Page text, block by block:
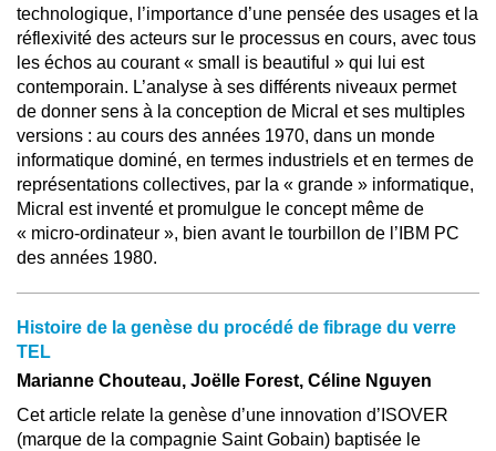
technologique, l’importance d’une pensée des usages et la
réflexivité des acteurs sur le processus en cours, avec tous
les échos au courant « small is beautiful » qui lui est
contemporain. L’analyse à ses différents niveaux permet
de donner sens à la conception de Micral et ses multiples
versions : au cours des années 1970, dans un monde
informatique dominé, en termes industriels et en termes de
représentations collectives, par la « grande » informatique,
Micral est inventé et promulgue le concept même de
« micro-ordinateur », bien avant le tourbillon de l’IBM PC
des années 1980.
Histoire de la genèse du procédé de fibrage du verre
TEL
Marianne Chouteau, Joëlle Forest, Céline Nguyen
Cet article relate la genèse d’une innovation d’ISOVER
(marque de la compagnie Saint Gobain) baptisée le